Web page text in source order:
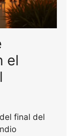
el
final del